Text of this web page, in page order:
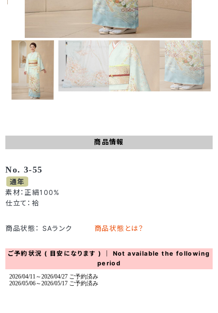
商品情報
No. 3-55
通年
素材：正絹100%
仕立て：袷
商品状態： SAランク 商品状態とは？
ご予約状況 ( 目安になります ) ｜ Not available the following
period